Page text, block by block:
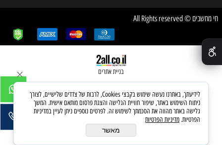
חי מחשבים © All Rights reserved
בניית אתרים
לידיעתך, באתרנו נעשה שימוש בקבצי Cookies, לרבות של צדדים שלישיים, לצורך
ניתוח השימוש באתר, שיפור חוויית הגלישה והצגת פרסום מותאם אישית. המשך
גלישה באתר מהווה את הסכמתך לשימוש זה. לפרטים נוספים ניתן לעיין במדיניות
הפרטיות. מדיניות הפרטיות
מאשר